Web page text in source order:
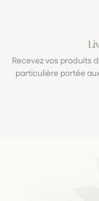
Recevez vos produits
particulière portée